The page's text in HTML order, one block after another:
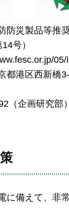
防災製品等推
号）
05/
都港区西新橋
（企画研究部）
に備えて、非